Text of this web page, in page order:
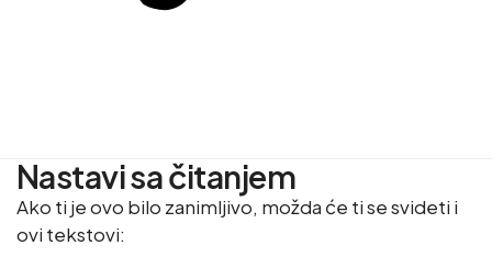
Nastavi sa čitanjem
Ako ti je ovo bilo zanimljivo, možda će ti se svideti i
ovi tekstovi: